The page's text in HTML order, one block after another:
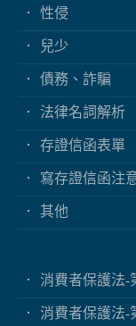
性侵
兒少
債務、詐騙
法律名詞解析
存證信函表單
寫存證信函注
其他
消費者保護法-
消費者保護法-